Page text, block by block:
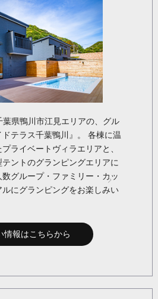
県鴨川市江見エリアの、グル
テラス千葉鴨川』。 各棟に温
ライベートヴィラエリアと、
ントのグランピングエリアに
グループ・ファミリー・カッ
にグランピングをお楽しみい
情報はこちらから